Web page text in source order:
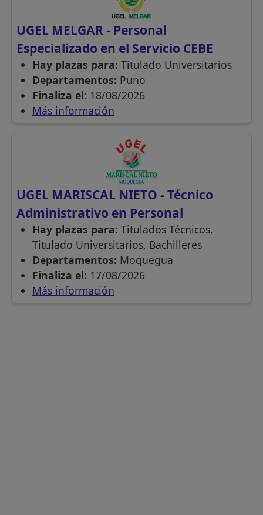
UGEL MELGAR - Personal
Especializado en el Servicio CEBE
Hay plazas para: Titulado Universitarios
Departamentos: Puno
Finaliza el: 18/08/2026
Más información
UGEL MARISCAL NIETO - Técnico
Administrativo en Personal
Hay plazas para: Titulados Técnicos,
Titulado Universitarios, Bachilleres
Departamentos: Moquegua
Finaliza el: 17/08/2026
Más información